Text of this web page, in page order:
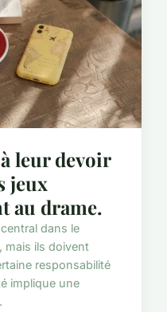
leur devoir
jeux
au drame.
dans le
mais ils doivent
responsabilité
implique une